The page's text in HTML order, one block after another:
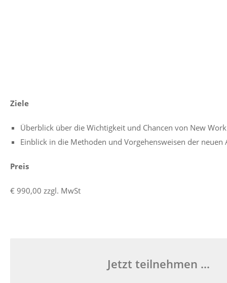
Ziele
Überblick über die Wichtigkeit und Chancen von New Work
Einblick in die Methoden und Vorgehensweisen der
Preis
€ 990,00 zzgl. MwSt
Jetzt teilnehmen …